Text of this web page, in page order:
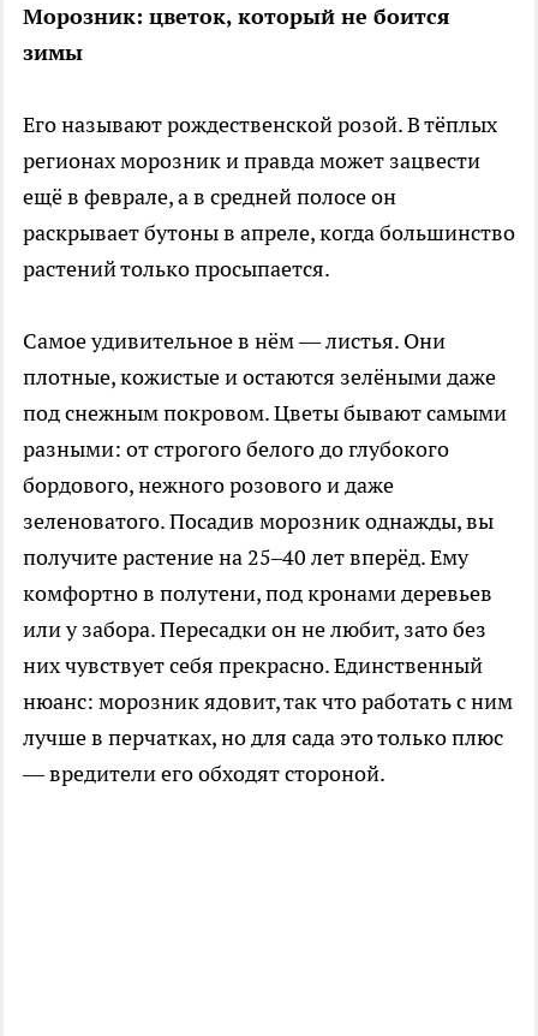
Морозник: цветок, который не боится
зимы
Его называют рождественской розой. В тёплых
регионах морозник и правда может зацвести
ещё в феврале, а в средней полосе он
раскрывает бутоны в апреле, когда большинство
растений только просыпается.
Самое удивительное в нём — листья. Они
плотные, кожистые и остаются зелёными даже
под снежным покровом. Цветы бывают самыми
разными: от строгого белого до глубокого
бордового, нежного розового и даже
зеленоватого. Посадив морозник однажды, вы
получите растение на 25–40 лет вперёд. Ему
комфортно в полутени, под кронами деревьев
или у забора. Пересадки он не любит, зато без
них чувствует себя прекрасно. Единственный
нюанс: морозник ядовит, так что работать с ним
лучше в перчатках, но для сада это только плюс
— вредители его обходят стороной.